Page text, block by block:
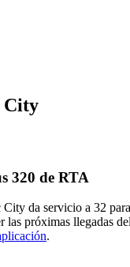
City
320 de RTA
da servicio a 32
próximas llegadas
.